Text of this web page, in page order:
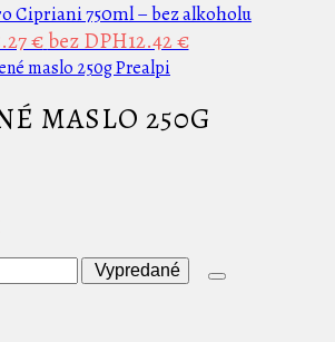
Cipriani 750ml – bez alkoholu
€ bez DPH12.42 €
MASLO 250G
Vypredané